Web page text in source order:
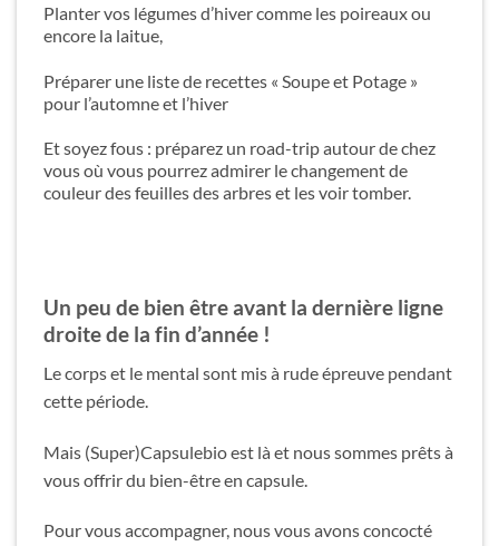
Planter vos légumes d’hiver comme les poireaux ou
encore la laitue,
Préparer une liste de recettes « Soupe et Potage »
pour l’automne et l’hiver
Et soyez fous : préparez un road-trip autour de chez
vous où vous pourrez admirer le changement de
couleur des feuilles des arbres et les voir tomber.
Un peu de bien être avant la dernière ligne
droite de la fin d’année !
Le corps et le mental sont mis à rude épreuve pendant
cette période.
Mais (Super)Capsulebio est là et nous sommes prêts à
vous offrir du bien-être en capsule.
Pour vous accompagner, nous vous avons concocté